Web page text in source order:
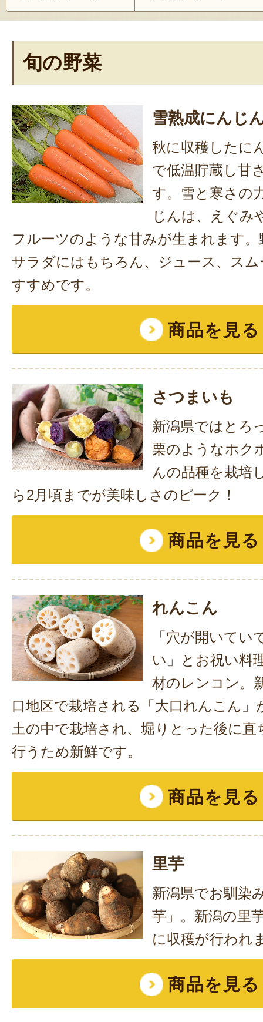
旬の野菜
雪熟成にんじ
秋に収穫したに
で低温貯蔵し甘
す。雪と寒さの
じんは、えぐみ
フルーツのような甘みが生まれます
サラダにはもちろん、ジュース、ス
すすめです。
商品を見る
さつまいも
新潟県ではとろ
栗のようなホク
んの品種を栽培
ら2月頃までが美味しさのピーク！
商品を見る
れんこん
「穴が開いてい
い」とお祝い料
材のレンコン。
口地区で栽培される「大口れんこん」
土の中で栽培され、堀りとった後に直
行うため新鮮です。
商品を見る
里芋
新潟県でお馴染
芋」。新潟の里
に収穫が行われ
商品を見る